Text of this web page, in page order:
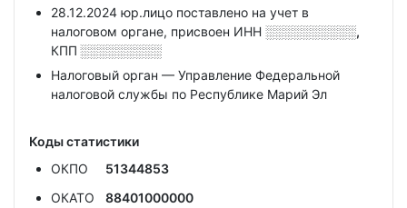
28.12.2024 юр.лицо поставлено на учет в
налоговом органе, присвоен ИНН ░░░░░░░░░░,
КПП ░░░░░░░░░
Налоговый орган — Управление Федеральной
налоговой службы по Республике Марий Эл
Коды статистики
ОКПО
51344853
ОКАТО
88401000000